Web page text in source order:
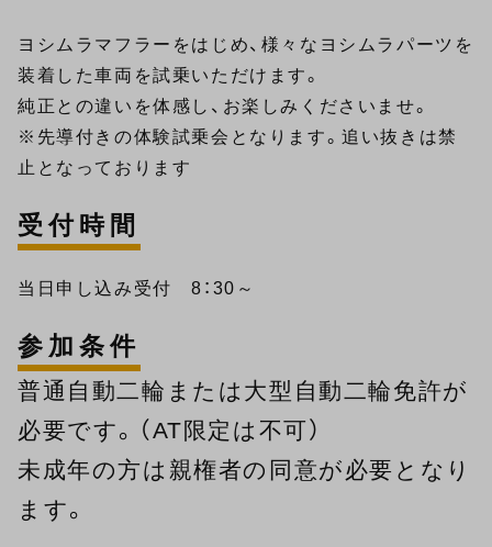
ヨシムラマフラーをはじめ、様々なヨシムラパーツを
装着した車両を試乗いただけます。
純正との違いを体感し、お楽しみくださいませ。
※先導付きの体験試乗会となります。追い抜きは禁
止となっております
受付時間
当日申し込み受付 8：30～
参加条件
普通自動二輪または大型自動二輪免許が
必要です。（AT限定は不可）
未成年の方は親権者の同意が必要となり
ます。